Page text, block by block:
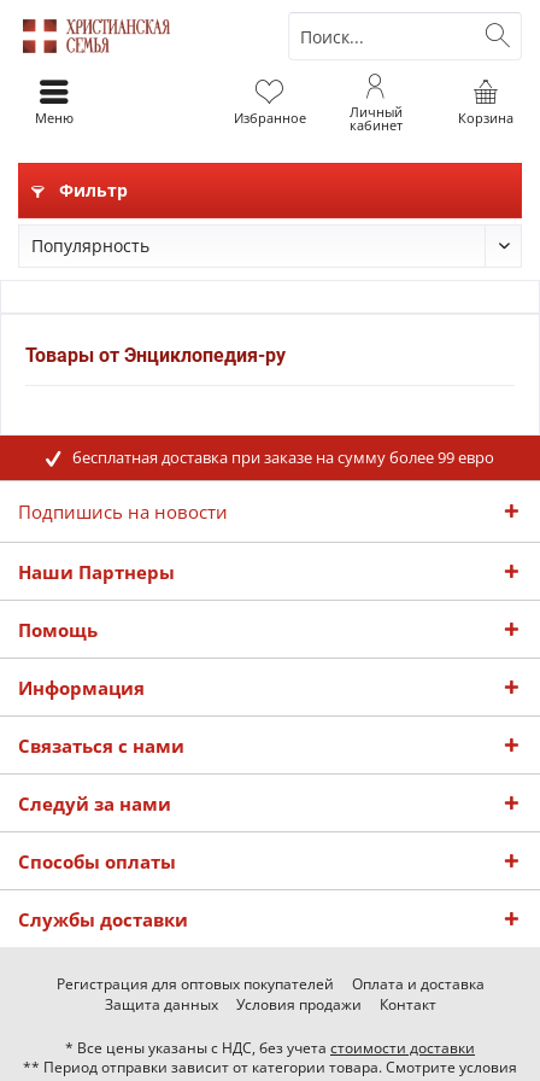
Корзина
Избранное Личный
кабинет
Меню
Фильтр
Товары от Энциклопедия-ру
бесплатная доставка при заказе на сумму более 99 евро
Подпишись на новости
Наши Партнеры
Помощь
Информация
Связаться с нами
Следуй за нами
Способы оплаты
Службы доставки
Регистрация для оптовых покупателей
Оплата и доставка
Защита данных
Условия продажи Контакт
* Все цены указаны с НДС, без учета стоимости доставки
** Период отправки зависит от категории товара. Смотрите условия